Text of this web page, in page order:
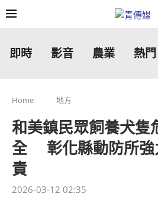
即時 影音 農業 熱門
Home 地方
和美鎮民眾飼養犬隻
全 彰化縣動防所強
責
2026-03-12 02:35